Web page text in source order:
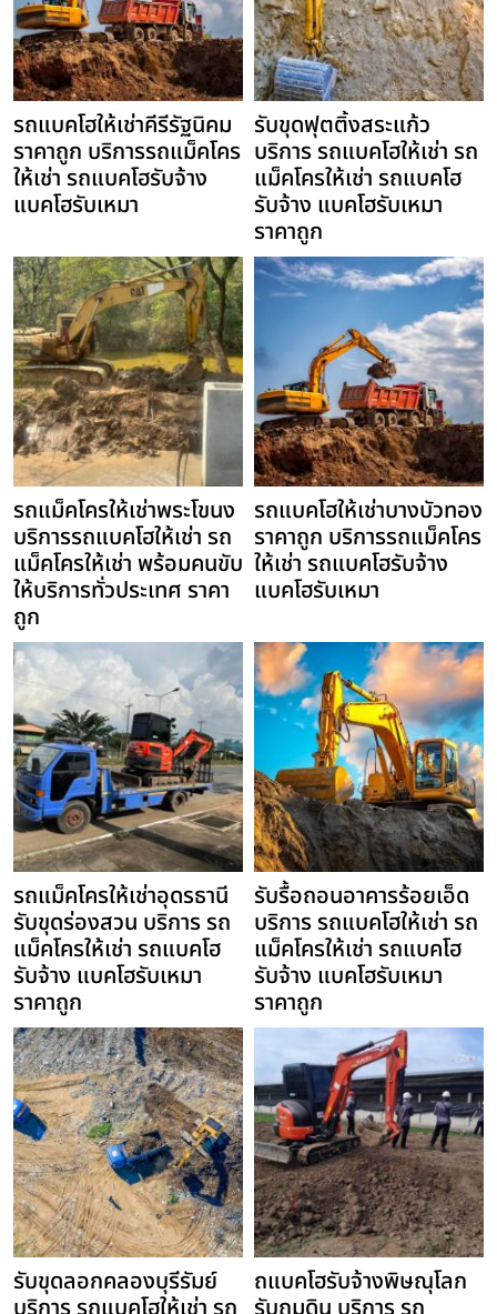
รถแบคโฮให้เช่าคีรีรัฐนิคม
ราคาถูก บริการรถแม็คโคร
ให้เช่า รถแบคโฮรับจ้าง
แบคโฮรับเหมา
รับขุดฟุตติ้งสระแก้ว
บริการ รถแบคโฮให้เช่า รถ
แม็คโครให้เช่า รถแบคโฮ
รับจ้าง แบคโฮรับเหมา
ราคาถูก
รถแม็คโครให้เช่าพระโขนง
บริการรถแบคโฮให้เช่า รถ
แม็คโครให้เช่า พร้อมคนขับ
ให้บริการทั่วประเทศ ราคา
ถูก
รถแบคโฮให้เช่าบางบัวทอง
ราคาถูก บริการรถแม็คโคร
ให้เช่า รถแบคโฮรับจ้าง
แบคโฮรับเหมา
รถแม็คโครให้เช่าอุดรธานี
รับขุดร่องสวน บริการ รถ
แม็คโครให้เช่า รถแบคโฮ
รับจ้าง แบคโฮรับเหมา
ราคาถูก
รับรื้อถอนอาคารร้อยเอ็ด
บริการ รถแบคโฮให้เช่า รถ
แม็คโครให้เช่า รถแบคโฮ
รับจ้าง แบคโฮรับเหมา
ราคาถูก
รับขุดลอกคลองบุรีรัมย์
ถแบคโฮรับจ้างพิษณุโลก